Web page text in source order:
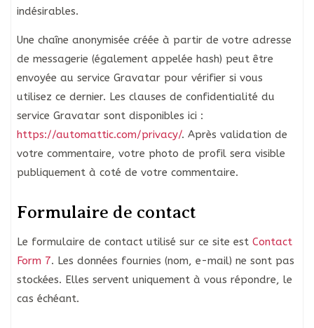
indésirables.
Une chaîne anonymisée créée à partir de votre adresse
de messagerie (également appelée hash) peut être
envoyée au service Gravatar pour vérifier si vous
utilisez ce dernier. Les clauses de confidentialité du
service Gravatar sont disponibles ici :
https://automattic.com/privacy/. Après validation de
votre commentaire, votre photo de profil sera visible
publiquement à coté de votre commentaire.
Formulaire de contact
Le formulaire de contact utilisé sur ce site est Contact
Form 7. Les données fournies (nom, e-mail) ne sont pas
stockées. Elles servent uniquement à vous répondre, le
cas échéant.